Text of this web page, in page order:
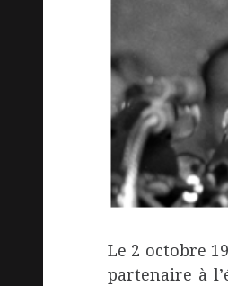
Le 2 octobre
partenaire à